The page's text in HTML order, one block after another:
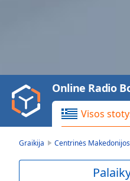
Video
Play
Backward
Skip
Current
Visos
Online Radio
Graikija Centrinės